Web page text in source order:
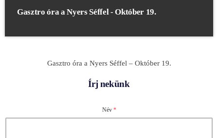
Gasztro óra a Nyers Séffel - Október 19.
Gasztro óra a Nyers Séffel – Október 19.
Írj nekünk
Név *